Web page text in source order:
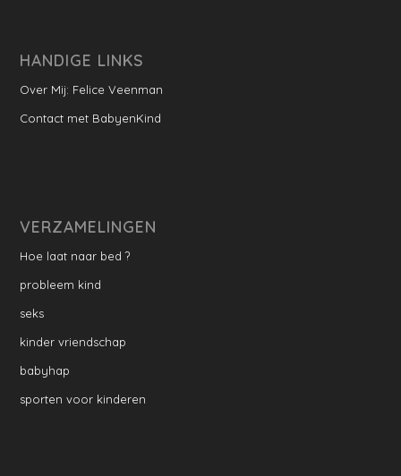
HANDIGE LINKS
Over Mij: Felice Veenman
Contact met BabyenKind
VERZAMELINGEN
Hoe laat naar bed ?
probleem kind
seks
kinder vriendschap
babyhap
sporten voor kinderen